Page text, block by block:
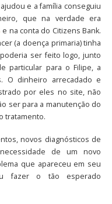
e a família conseguiu
que na verdade era
e na conta do Citizens Bank.
(a doença primaria) tinha
ser feito logo, junto
particular para o Filipe, a
O dinheiro arrecadado e
por eles no site, não
ser para a manutenção do
tratamento.
novos diagnósticos de
de um novo
que apareceu em seu
fazer o tão esperado